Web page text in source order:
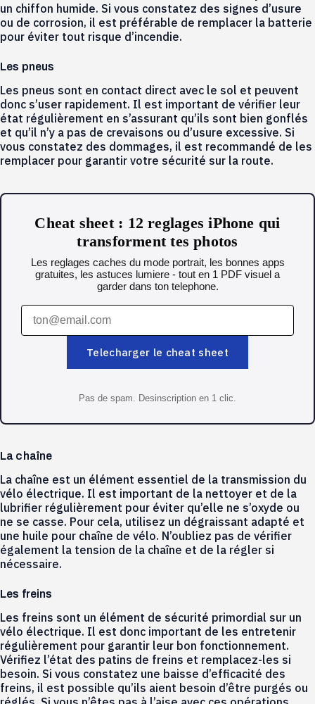
un chiffon humide. Si vous constatez des signes d’usure
ou de corrosion, il est préférable de remplacer la batterie
pour éviter tout risque d’incendie.
Les pneus
Les pneus sont en contact direct avec le sol et peuvent
donc s’user rapidement. Il est important de vérifier leur
état régulièrement en s’assurant qu’ils sont bien gonflés
et qu’il n’y a pas de crevaisons ou d’usure excessive. Si
vous constatez des dommages, il est recommandé de les
remplacer pour garantir votre sécurité sur la route.
Cheat sheet : 12 reglages iPhone qui
transforment tes photos
Les reglages caches du mode portrait, les bonnes apps
gratuites, les astuces lumiere - tout en 1 PDF visuel a
garder dans ton telephone.
Telecharger le cheat sheet
Pas de spam. Desinscription en 1 clic.
La chaîne
La chaîne est un élément essentiel de la transmission du
vélo électrique. Il est important de la nettoyer et de la
lubrifier régulièrement pour éviter qu’elle ne s’oxyde ou
ne se casse. Pour cela, utilisez un dégraissant adapté et
une huile pour chaîne de vélo. N’oubliez pas de vérifier
également la tension de la chaîne et de la régler si
nécessaire.
Les freins
Les freins sont un élément de sécurité primordial sur un
vélo électrique. Il est donc important de les entretenir
régulièrement pour garantir leur bon fonctionnement.
Vérifiez l’état des patins de freins et remplacez-les si
besoin. Si vous constatez une baisse d’efficacité des
freins, il est possible qu’ils aient besoin d’être purgés ou